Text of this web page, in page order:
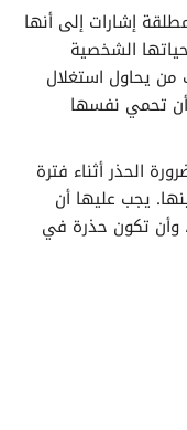
إشارات إلى أنها
الشخصية
من يحاول استغلال
أن تحمي نفسها
الحذر أثناء فترة
يجب عليها أن
وأن تكون حذرة في